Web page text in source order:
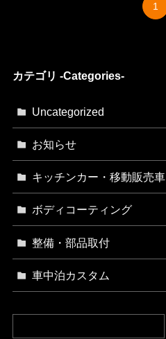
1
カテゴリ -Categories-
Uncategorized
お知らせ
キッチンカー・移動販売車
ボディコーティング
整備・部品取付
車中泊カスタム